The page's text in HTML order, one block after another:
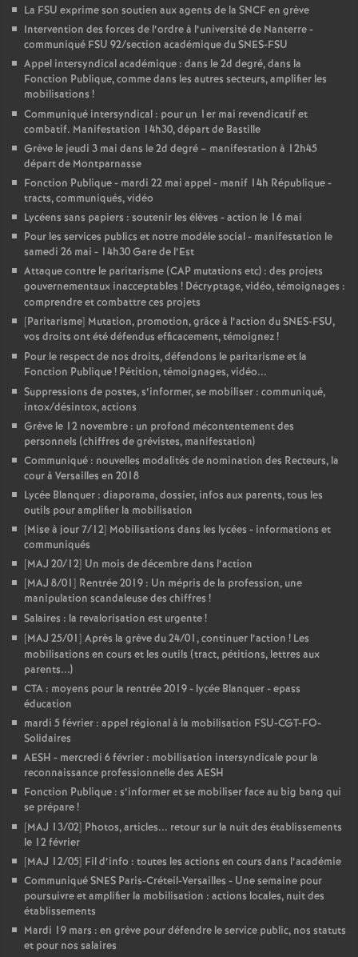
La FSU exprime son soutien aux agents de la SNCF en grève
Intervention des forces de l’ordre à l’université de Nanterre -
communiqué FSU 92/section académique du SNES-FSU
Appel intersyndical académique : dans le 2d degré, dans la
Fonction Publique, comme dans les autres secteurs, amplifier les
mobilisations !
Communiqué intersyndical : pour un 1er mai revendicatif et
combatif. Manifestation 14h30, départ de Bastille
Grève le jeudi 3 mai dans le 2d degré – manifestation à 12h45
départ de Montparnasse
Fonction Publique - mardi 22 mai appel - manif 14h République -
tracts, communiqués, vidéo
Lycéens sans papiers : soutenir les élèves - action le 16 mai
Pour les services publics et notre modèle social - manifestation le
samedi 26 mai - 14h30 Gare de l’Est
Attaque contre le paritarisme (CAP mutations etc) : des projets
gouvernementaux inacceptables ! Décryptage, vidéo, témoignages :
comprendre et combattre ces projets
[Paritarisme] Mutation, promotion, grâce à l’action du SNES-FSU,
vos droits ont été défendus efficacement, témoignez!
Pour le respect de nos droits, défendons le paritarisme et la
Fonction Publique! Pétition, témoignages, vidéo...
Suppressions de postes, s’informer, se mobiliser : communiqué,
intox/désintox, actions
Grève le 12 novembre : un profond mécontentement des
personnels (chiffres de grévistes, manifestation)
Communiqué : nouvelles modalités de nomination des Recteurs, la
cour à Versailles en 2018
Lycée Blanquer : diaporama, dossier, infos aux parents, tous les
outils pour amplifier la mobilisation
[Mise à jour 7/12] Mobilisations dans les lycées - informations et
communiqués
[MAJ 20/12] Un mois de décembre dans l’action
[MAJ 8/01] Rentrée 2019 : Un mépris de la profession, une
manipulation scandaleuse des chiffres !
Salaires : la revalorisation est urgente!
[MAJ 25/01] Après la grève du 24/01, continuer l’action ! Les
mobilisations en cours et les outils (tract, pétitions, lettres aux
parents...)
CTA : moyens pour la rentrée 2019 - lycée Blanquer - epass
éducation
mardi 5 février : appel régional à la mobilisation FSU-CGT-FO-
Solidaires
AESH - mercredi 6 février : mobilisation intersyndicale pour la
reconnaissance professionnelle des AESH
Fonction Publique : s’informer et se mobiliser face au big bang qui
se prépare!
[MAJ 13/02] Photos, articles... retour sur la nuit des établissements
le 12 février
[MAJ 12/05] Fil d’info : toutes les actions en cours dans l’académie
Communiqué SNES Paris-Créteil-Versailles - Une semaine pour
poursuivre et amplifier la mobilisation : actions locales, nuit des
établissements
Mardi 19 mars : en grève pour défendre le service public, nos statuts
et pour nos salaires